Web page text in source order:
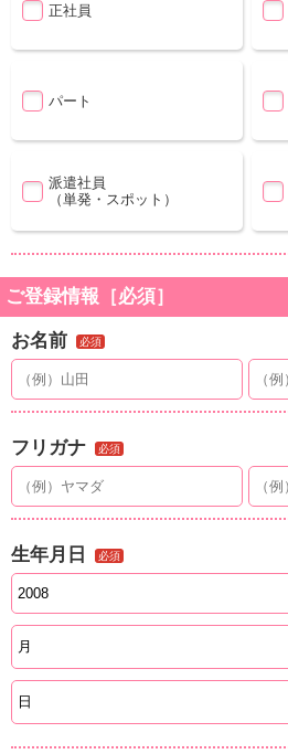
正社員
パート
派遣社員
（単発・スポット）
ご登録情報［必須］
お名前 必須
フリガナ 必須
生年月日 必須